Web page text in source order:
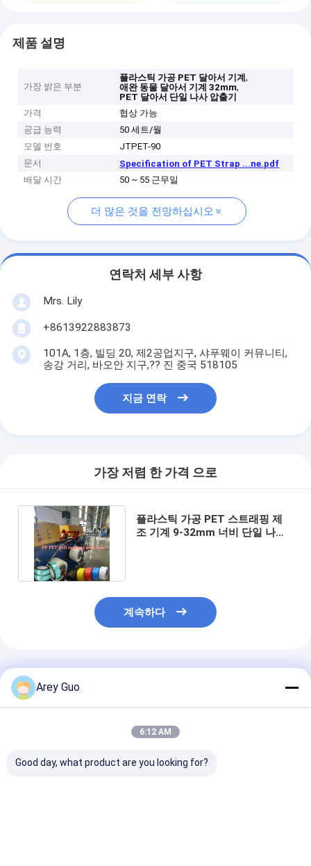
제품 설명
가장 밝은 부분
플라스틱 가공 PET 달아서 기계,
애완 동물 달아서 기계 32mm,
PET 달아서 단일 나사 압출기
가격
협상 가능
공급 능력
50 세트/월
모델 번호
JTPET-90
문서
Specification of PET Strap ...ne.pdf
배달 시간
50 ~ 55 근무일
더 많은 것을 전망하십시오
연락처 세부 사항
Mrs. Lily
+8613922883873
101A, 1층, 빌딩 20, 제2공업지구, 샤푸웨이 커뮤니티,
송강 거리, 바오안 지구,?? 진 중국 518105
지금 연락
가장 저렴 한 가격 으로
플라스틱 가공 PET 스트래핑 제
조 기계 9-32mm 너비 단일 나사
계속하다
추천된 제품
Arey Guo
6:12 AM
Good day, what product are you looking for?